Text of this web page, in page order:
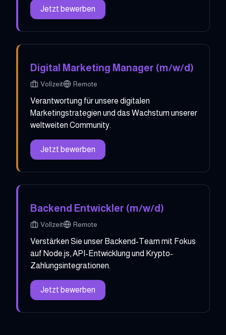
Jetzt bewerben
Digital Marketing Manager (m/w/d)
Vollzeit Remote
Verantwortung für unsere digitalen
Marketingstrategien und das Wachstum unserer
weltweiten Community.
Jetzt bewerben
Backend Entwickler (m/w/d)
Vollzeit Remote
Verstärken Sie unser Backend-Team mit Fokus
auf Node.js, API-Entwicklung und Krypto-
Zahlungsintegrationen.
Jetzt bewerben